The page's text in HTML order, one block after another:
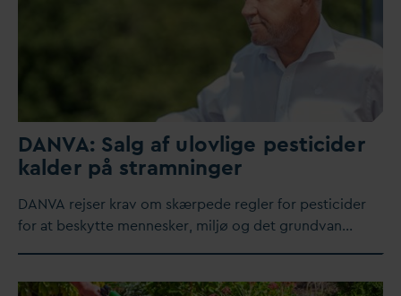
DANVA: Salg af ulovlige pesticider
kalder på stramninger
DANVA rejser krav om skærpede regler for pesticider
for at beskytte mennesker, miljø og det grundvan…